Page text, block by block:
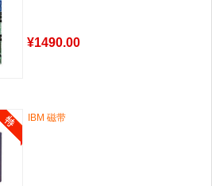
¥1490.00
IBM 磁带